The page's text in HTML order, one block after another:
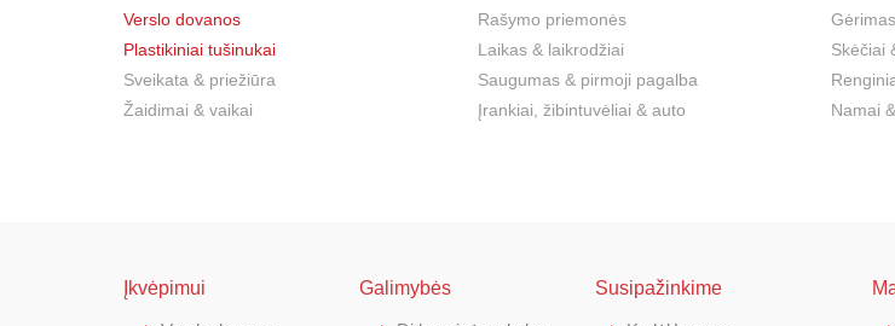
Verslo dovanos
Plastikiniai tušinukai
Sveikata & priežiūra
Žaidimai & vaikai
Rašymo priemonės
Laikas & laikrodžiai
Saugumas & pirmoji pagalba
Įrankiai, žibintuvėliai & auto
Skėčiai
Namai
Įkvėpimui Galimybės Susipažinkime